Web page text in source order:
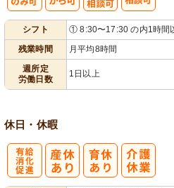
シフト
① 8:30〜17:30 の内1時間
残業時間
月平均8時間
週所定
労働日数
1日以上
休日・休暇